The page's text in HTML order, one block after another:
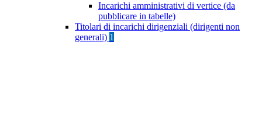
Incarichi amministrativi di vertice (da
pubblicare in tabelle)
Titolari di incarichi dirigenziali (dirigenti non
generali) 1